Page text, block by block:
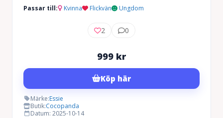
Passar till: Kvinna Flickvän Ungdom
2 0
999 kr
Köp här
Märke:Essie
Butik:Cocopanda
Datum: 2025-10-14